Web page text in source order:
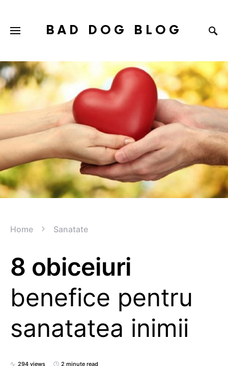
BAD DOG BLOG
Home Sanatate
8 obiceiuri
benefice pentru
sanatatea inimii
294 views 2 minute read